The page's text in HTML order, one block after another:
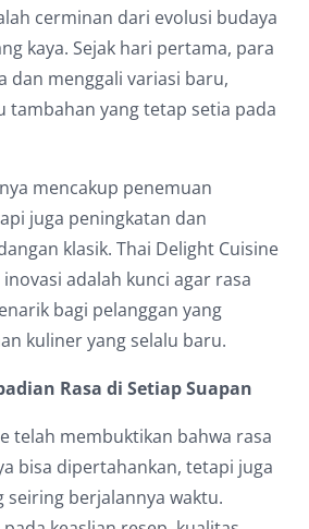
cerminan dari evolusi budaya
kaya. Sejak hari pertama, para
dan menggali variasi baru,
tambahan yang tetap setia pada
mencakup penemuan
juga peningkatan dan
klasik. Thai Delight Cuisine
adalah kunci agar rasa
bagi pelanggan yang
kuliner yang selalu baru.
Rasa di Setiap Suapan
telah membuktikan bahwa rasa
bisa dipertahankan, tetapi juga
seiring berjalannya waktu.